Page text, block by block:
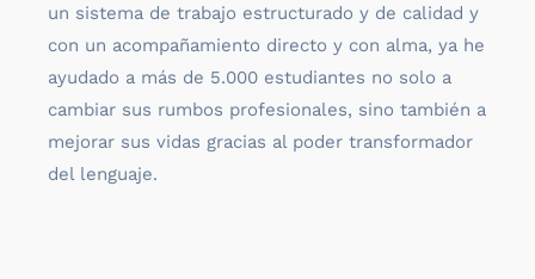
un sistema de trabajo estructurado y de calidad y
con un acompañamiento directo y con alma, ya he
ayudado a más de 5.000 estudiantes no solo a
cambiar sus rumbos profesionales, sino también a
mejorar sus vidas gracias al poder transformador
del lenguaje.